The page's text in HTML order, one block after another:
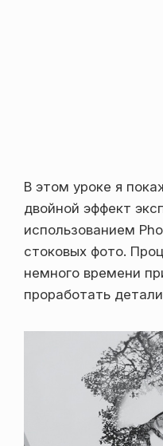
В этом уроке я
двойной эффект
использованием
стоковых фото.
немного времени
проработать